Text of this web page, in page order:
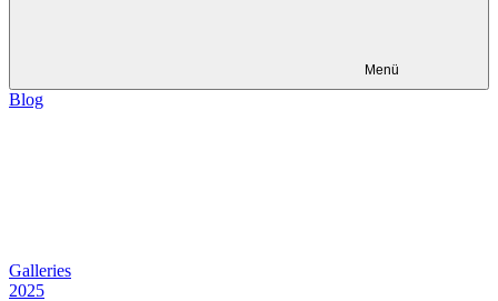
Menü
Blog
Galleries
2025